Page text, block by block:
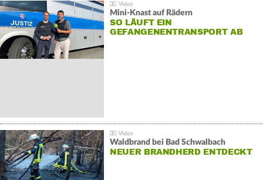
Mini-Knast auf Rädern
SO LÄUFT EIN
GEFANGENENTRANSPORT AB
Waldbrand bei Bad Schwalbach
NEUER BRANDHERD ENTDECKT